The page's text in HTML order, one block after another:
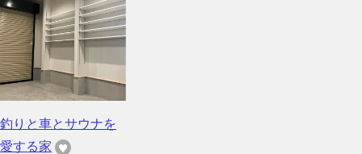
釣りと車とサウナを
愛する家